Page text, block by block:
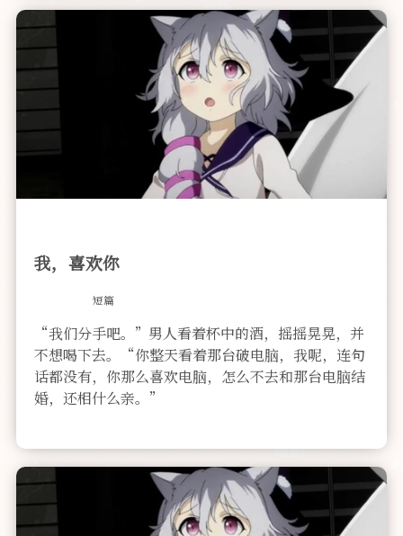
我，喜欢你
短篇
“我们分手吧。”男人看着杯中的酒，摇摇晃晃，并
不想喝下去。“你整天看着那台破电脑，我呢，连句
话都没有，你那么喜欢电脑，怎么不去和那台电脑结
婚，还相什么亲。”